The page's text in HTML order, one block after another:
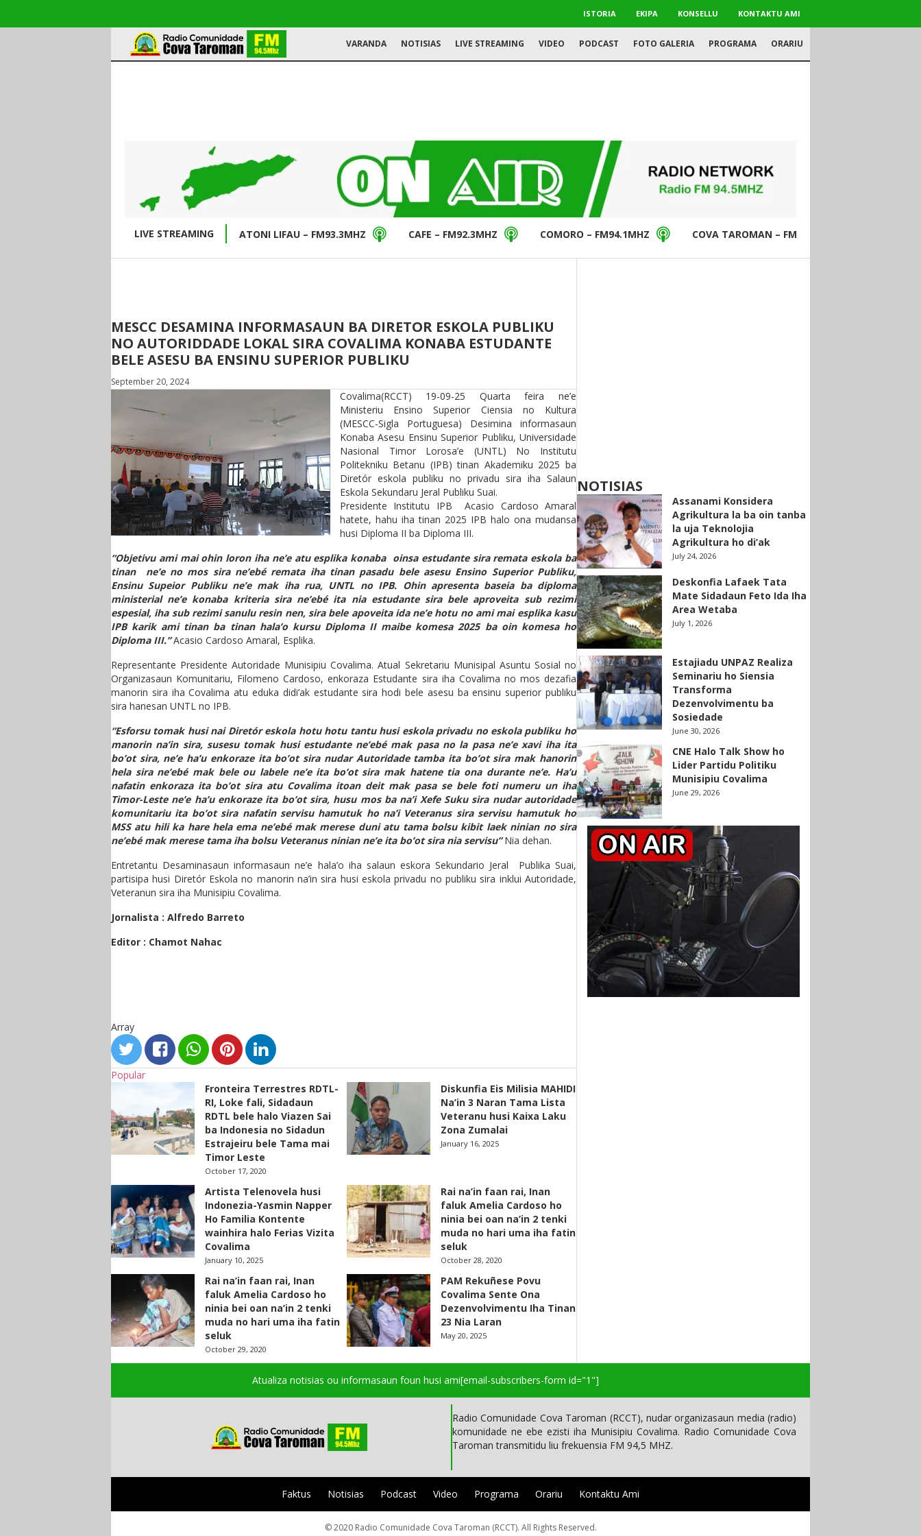
ISTORIA EKIPA KONSELLU KONTAKTU AMI
VARANDA NOTISIAS LIVE STREAMING VIDEO PODCAST FOTO GALERIA PROGRAMA ORARIU
LIVE STREAMING ATONI LIFAU – FM93.3MHZ CAFE – FM92.3MHZ COMORO – FM94.1MHZ COVA TAROMAN – FM94.5MHZ
MESCC DESAMINA INFORMASAUN BA DIRETOR ESKOLA PUBLIKU
NO AUTORIDDADE LOKAL SIRA COVALIMA KONABA ESTUDANTE
BELE ASESU BA ENSINU SUPERIOR PUBLIKU
September 20, 2024
Covalima(RCCT) 19-09-25 Quarta feira ne’e
Ministeriu Ensino Superior Ciensia no Kultura
(MESCC-Sigla Portuguesa) Desimina informasaun
Konaba Asesu Ensinu Superior Publiku, Universidade
Nasional Timor Lorosa’e (UNTL) No Institutu
Politekniku Betanu (IPB) tinan Akademiku 2025 ba
Diretór eskola publiku no privadu sira iha Salaun
Eskola Sekundaru Jeral Publiku Suai.
Presidente Institutu IPB
Acasio Cardoso Amaral
hatete, hahu iha tinan 2025 IPB halo ona mudansa
husi Diploma II ba Diploma III.
“Objetivu ami mai ohin loron iha ne’e atu esplika konaba oinsa estudante sira remata eskola ba
tinan
ne’e no mos sira ne’ebé remata iha tinan pasadu bele asesu Ensino Superior Publiku,
Ensinu Supeior Publiku ne’e mak iha rua, UNTL no IPB. Ohin apresenta baseia ba diploma
ministerial ne’e konaba kriteria sira ne’ebé ita nia estudante sira bele aproveita sub rezimi
espesial, iha sub rezimi sanulu resin nen, sira bele apoveita ida ne’e hotu no ami mai esplika kasu
IPB karik ami tinan ba tinan hala’o kursu Diploma II maibe komesa 2025 ba oin komesa ho
Diploma III.”Acasio Cardoso Amaral, Esplika.
Representante Presidente Autoridade Munisipiu Covalima. Atual Sekretariu Munisipal Asuntu Sosial no
Organizasaun Komunitariu, Filomeno Cardoso, enkoraza Estudante sira iha Covalima no mos dezafia
manorin sira iha Covalima atu eduka didi’ak estudante sira hodi bele asesu ba ensinu superior publiku
sira hanesan UNTL no IPB.
“Esforsu tomak husi nai Diretór eskola hotu hotu tantu husi eskola privadu no eskola publiku ho
manorin na’in sira, susesu tomak husi estudante ne’ebé mak pasa no la pasa ne’e xavi iha ita
bo’ot sira, ne’e ha’u enkoraze ita bo’ot sira nudar Autoridade tamba ita bo’ot sira mak hanorin
hela sira ne’ebé mak bele ou labele ne’e ita bo’ot sira mak hatene tia ona durante ne’e. Ha’u
nafatin enkoraza ita bo’ot sira atu Covalima itoan deit mak pasa se bele foti numeru un iha
Timor-Leste ne’e ha’u enkoraze ita bo’ot sira, husu mos ba na’i Xefe Suku sira nudar autoridade
komunitariu ita bo’ot sira nafatin servisu hamutuk ho na’i Veteranus sira servisu hamutuk ho
MSS atu hili ka hare hela ema ne’ebé mak merese duni atu tama bolsu kibit laek ninian no sira
ne’ebé mak merese tama iha bolsu Veteranus ninian ne’e ita bo’ot sira nia servisu”Nia dehan.
Entretantu Desaminasaun informasaun ne’e hala’o iha salaun eskora Sekundario Jeral
Publika Suai,
partisipa husi Diretór Eskola no manorin na’in sira husi eskola privadu no publiku sira inklui Autoridade,
Veteranun sira iha Munisipiu Covalima.
Jornalista : Alfredo Barreto
Editor : Chamot Nahac
Array
Popular
Fronteira Terrestres RDTL-
RI, Loke fali, Sidadaun
RDTL bele halo Viazen Sai
ba Indonesia no Sidadun
Estrajeiru bele Tama mai
Timor Leste
October 17, 2020
Diskunfia Eis Milisia MAHIDI
Na’in 3 Naran Tama Lista
Veteranu husi Kaixa Laku
Zona Zumalai
January 16, 2025
Artista Telenovela husi
Indonezia-Yasmin Napper
Ho Familia Kontente
wainhira halo Ferias Vizita
Covalima
January 10, 2025
Rai na’in faan rai, Inan
faluk Amelia Cardoso ho
ninia bei oan na’in 2 tenki
muda no hari uma iha fatin
seluk
October 28, 2020
Rai na’in faan rai, Inan
faluk Amelia Cardoso ho
ninia bei oan na’in 2 tenki
muda no hari uma iha fatin
seluk
October 29, 2020
PAM Rekuñese Povu
Covalima Sente Ona
Dezenvolvimentu Iha Tinan
23 Nia Laran
May 20, 2025
NOTISIAS
Assanami Konsidera
Agrikultura la ba oin tanba
la uja Teknolojia
Agrikultura ho di’ak
July 24, 2026
Deskonfia Lafaek Tata
Mate Sidadaun Feto Ida Iha
Area Wetaba
July 1, 2026
Estajiadu UNPAZ Realiza
Seminariu ho Siensia
Transforma
Dezenvolvimentu ba
Sosiedade
June 30, 2026
CNE Halo Talk Show ho
Lider Partidu Politiku
Munisipiu Covalima
June 29, 2026
Atualiza notisias ou informasaun foun husi ami[email-subscribers-form id="1"]
Radio Comunidade Cova Taroman (RCCT), nudar organizasaun media (radio)
komunidade ne ebe ezisti iha Munisipiu Covalima. Radio Comunidade Cova
Taroman transmitidu liu frekuensia FM 94,5 MHZ.
Faktus Notisias Podcast Video Programa Orariu Kontaktu Ami
© 2020 Radio Comunidade Cova Taroman (RCCT). All Rights Reserved.